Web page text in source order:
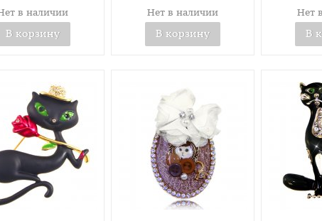
в наличии
В корзину
Нет в наличии
В корзину
Нет
В